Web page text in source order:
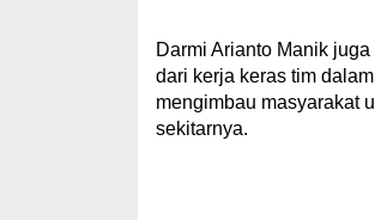
Darmi Arianto Manik
dari kerja keras tim
mengimbau masyarakat
sekitarnya.